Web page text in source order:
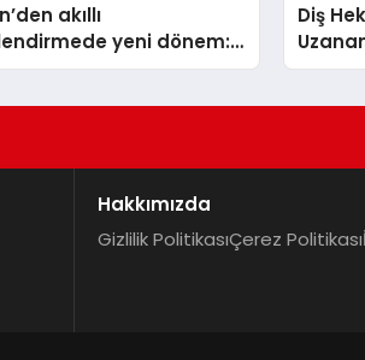
akıllı
yeni dönem:
Plus Türkiye’de
Diş
Yeşim
Hakkımızda
Gizlilik PolitikasıÇerez Politikası